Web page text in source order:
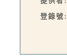
登錄號: